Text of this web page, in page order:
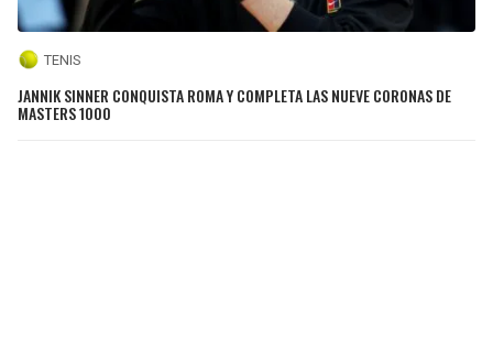
TENIS
JANNIK SINNER CONQUISTA ROMA Y COMPLETA LAS NUEVE CORONAS DE
MASTERS 1000